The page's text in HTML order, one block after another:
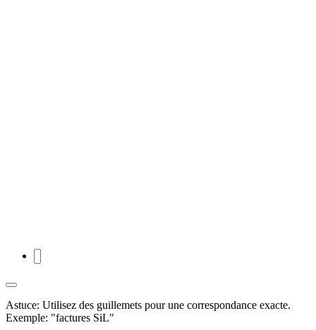
Astuce: Utilisez des guillemets pour une correspondance exacte.
Exemple: "factures SiL"